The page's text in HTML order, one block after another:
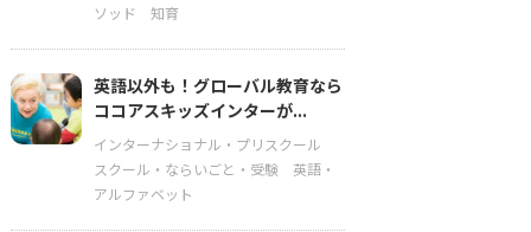
ソッド
知育
英語以外も！グローバル教育なら
ココアスキッズインターが...
インターナショナル・プリスクール
スクール・ならいごと・受験
英語・
アルファベット